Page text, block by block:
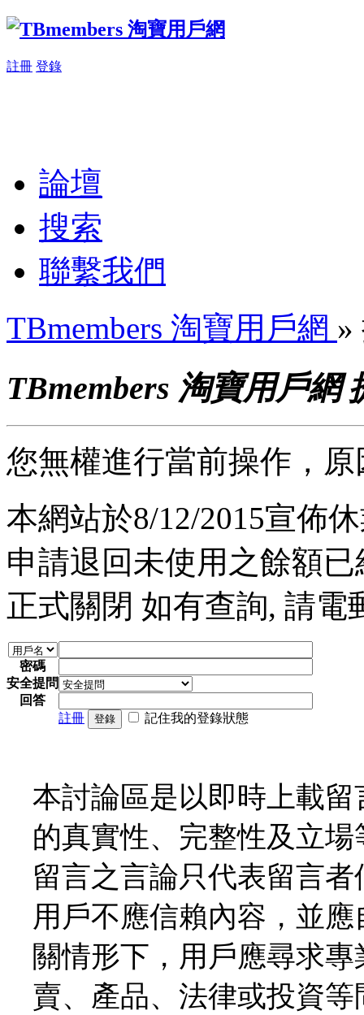
註冊 登錄
論壇
搜索
聯繫我們
TBmembers 淘寶用戶網 »
TBmembers 淘寶用戶網
您無權進行當前操作，
本網站於8/12/2015宣佈
申請退回未使用之餘額
正式關閉 如有查詢, 請電
密碼
安全提問
回答
註冊
登錄 記住我的登錄狀態
本討論區是以即時上載
的真實性、完整性及立
留言之言論只代表留言
用戶不應信賴內容，並
關情形下，用戶應尋求
賣、產品、法律或投資